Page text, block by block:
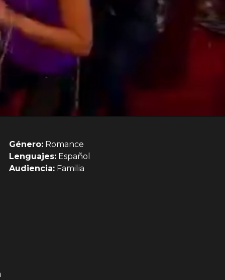
Género: Romance
Lenguajes: Español
Audiencia: Familia